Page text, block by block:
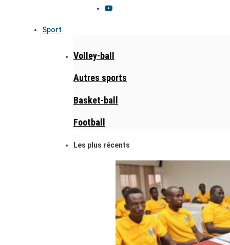
Sport
Volley-ball
Autres sports
Basket-ball
Football
Les plus récents